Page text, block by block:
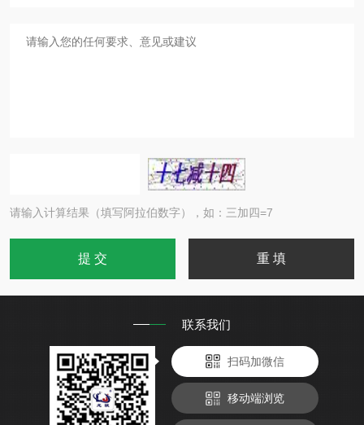
请输入计算结果（填写阿拉伯数字），如：三加四=7
联系我们
扫码加微信
移动端浏览